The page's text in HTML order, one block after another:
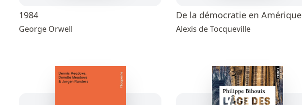
1984
George Orwell
De la démocratie en Amérique
Alexis de Tocqueville